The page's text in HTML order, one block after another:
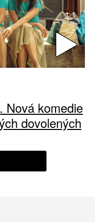
Nová komedie
dovolených